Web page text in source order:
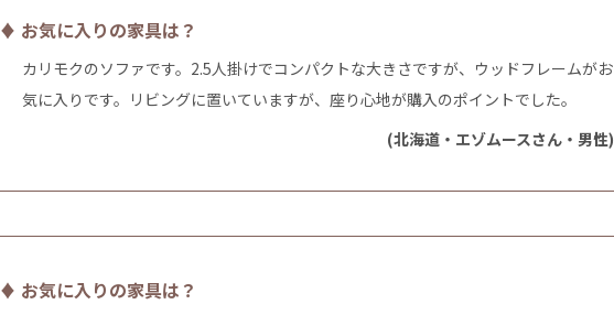
♦ お気に入りの家具は？
カリモクのソファです。2.5人掛けでコンパクトな大きさですが、ウッドフレームがお
気に入りです。リビングに置いていますが、座り心地が購入のポイントでした。
(北海道・エゾムースさん・男性)
♦ お気に入りの家具は？